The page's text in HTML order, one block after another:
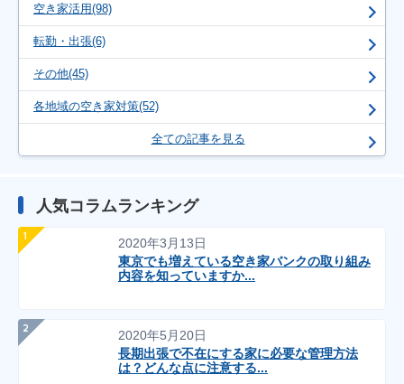
空き家活用(98)
転勤・出張(6)
その他(45)
各地域の空き家対策(52)
全ての記事を見る
人気コラムランキング
2020年3月13日
東京でも増えている空き家バンクの取り組み
内容を知っていますか...
2020年5月20日
長期出張で不在にする家に必要な管理方法
は？どんな点に注意する...